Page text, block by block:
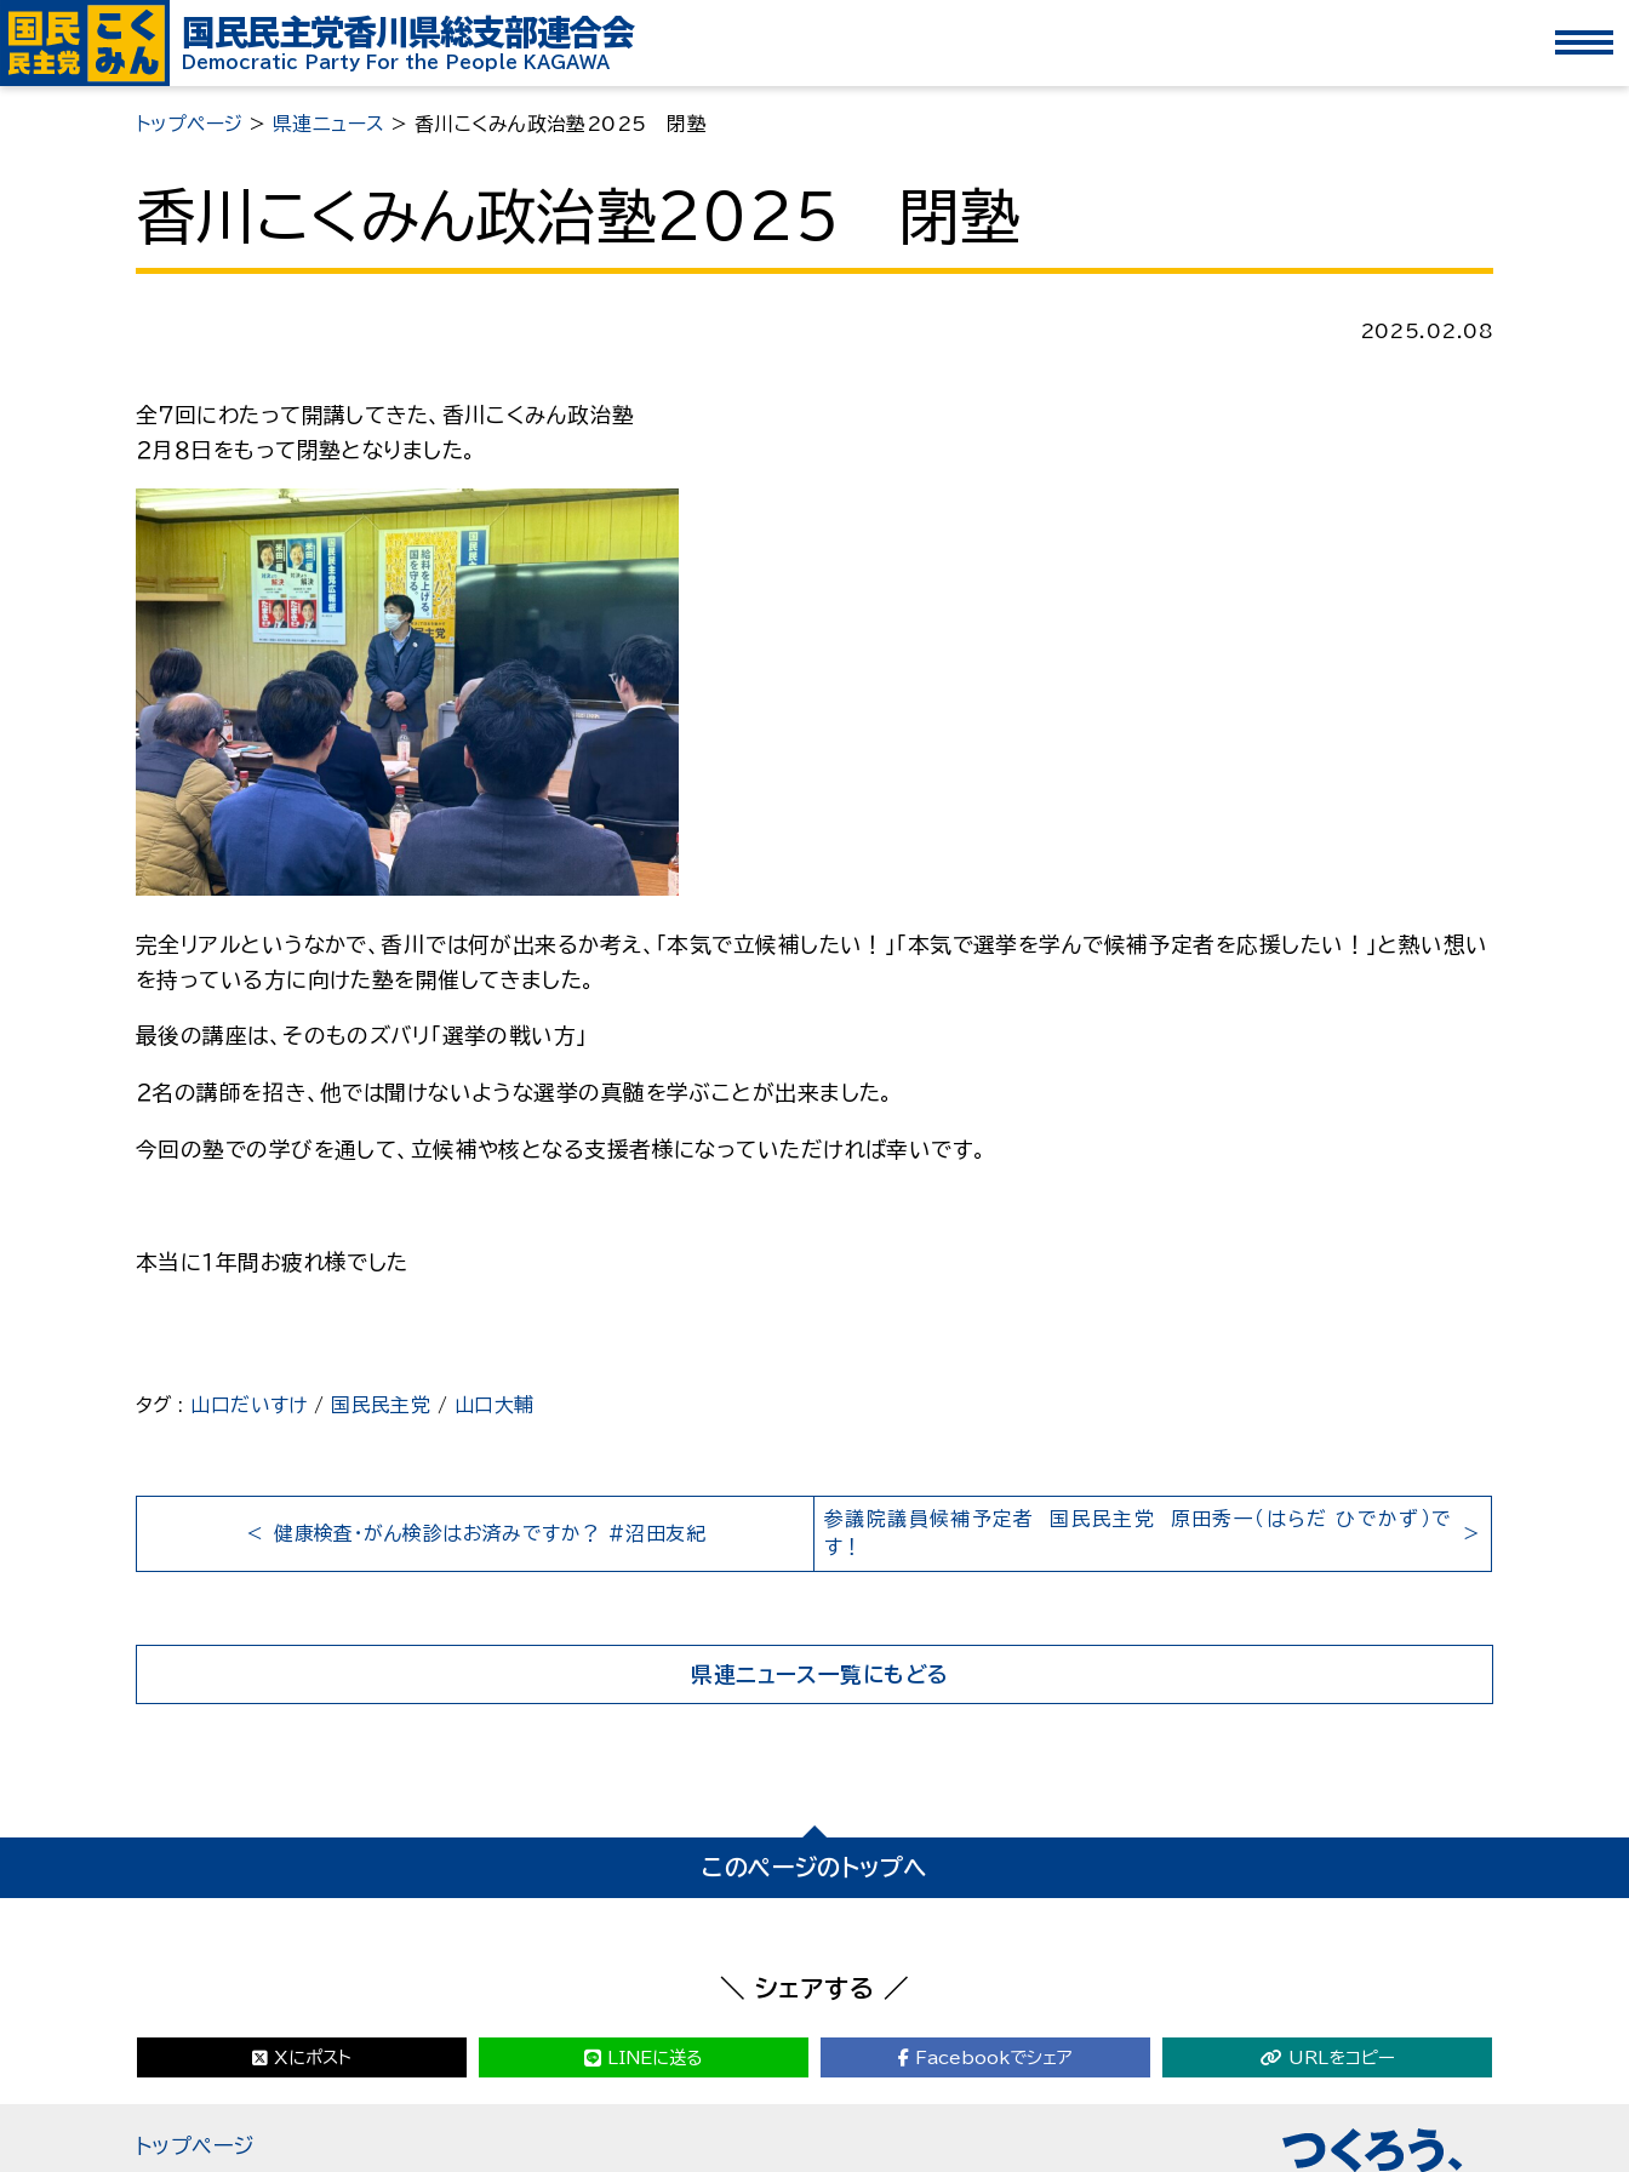
国民民主党香川県総支部連合会
Democratic Party For the People KAGAWA
トップページ > 県連ニュース > 香川こくみん政治塾2025 閉塾
香川こくみん政治塾2025 閉塾
2025.02.08
全７回にわたって開講してきた、香川こくみん政治塾
２月８日をもって閉塾となりました。
完全リアルというなかで、香川では何が出来るか考え、「本気で立候補したい！」「本気で選挙を学んで候補予定者を応援したい！」と熱い想い
を持っている方に向けた塾を開催してきました。
最後の講座は、そのものズバリ「選挙の戦い方」
２名の講師を招き、他では聞けないような選挙の真髄を学ぶことが出来ました。
今回の塾での学びを通して、立候補や核となる支援者様になっていただければ幸いです。
本当に１年間お疲れ様でした
タグ : 山口だいすけ / 国民民主党 / 山口大輔
健康検査・がん検診はお済みですか？ #沼田友紀
参議院議員候補予定者 国民民主党 原田秀一（はらだ ひでかず）で
す！
県連ニュース一覧にもどる
このページのトップへ
＼ シェアする ／
Xにポスト LINEに送る Facebookでシェア URLをコピー
トップページ